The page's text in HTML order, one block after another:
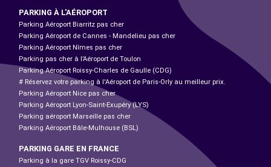
PARKING À L'AÉROPORT
Parking Aéroport Biarritz pas cher
Parking Aéroport de Cannes - Mandelieu pas cher
Parking Aéroport Nîmes pas cher
Parking pas cher à l’Aéroport de Toulon
Parking Aéroport Roissy-Charles de Gaulle (CDG)
# Réservez votre parking à l'Aéroport de Paris-Orly au meilleur prix.
Parking Aéroport Nice pas cher
Parking Aéroport Lyon-Saint-Exupéry (LYS)
Parking aéroport Marseille pas cher
Parking Aéroport Bâle-Mulhouse (BSL)
PARKING GARE EN FRANCE
Parking à la gare TGV Roissy-CDG